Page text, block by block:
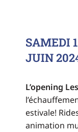
SAMEDI
JUIN
L’opening
estivale!
animation